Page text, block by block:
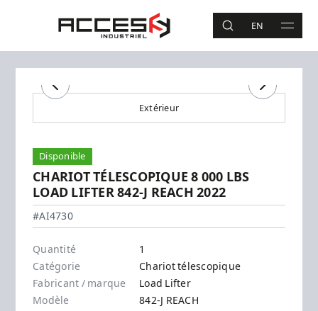
Accès Industriel
RECHERCHE
EN MAIN
Recherche
Précédent Suivant
Extérieur
Disponible
CHARIOT TÉLESCOPIQUE 8 000 LBS
LOAD LIFTER 842-J REACH 2022
Load Lifter - 842-J REACH
#AI4730
Quantité
1
Catégorie
Chariot télescopique
Fabricant / marque
Load Lifter
Modèle
842-J REACH